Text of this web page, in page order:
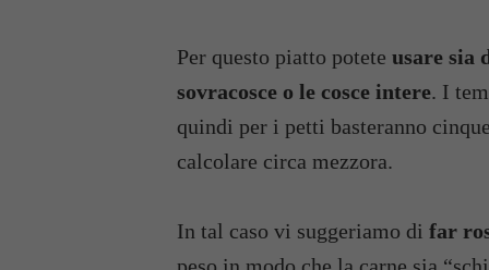
Per questo piatto potete usare sia
sovracosce o le cosce intere. I
quindi per i petti basteranno
calcolare circa mezzora.
In tal caso vi suggeriamo di far